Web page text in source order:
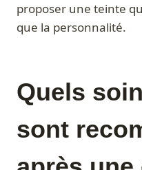
proposer une teinte
que la personnalité.
Quels
sont